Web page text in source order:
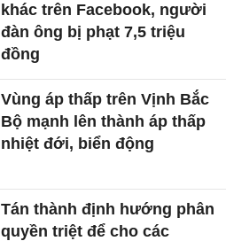
khác trên Facebook, người
đàn ông bị phạt 7,5 triệu
đồng
Vùng áp thấp trên Vịnh Bắc
Bộ mạnh lên thành áp thấp
nhiệt đới, biển động
Tán thành định hướng phân
quyền triệt để cho các